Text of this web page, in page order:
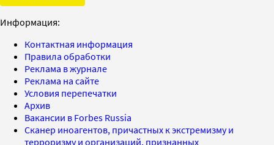
Информация:
Контактная информация
Правила обработки
Реклама в журнале
Реклама на сайте
Условия перепечатки
Архив
Вакансии в Forbes Russia
Сканер иноагентов, причастных к экстремизму и
терроризму и организаций, признанных